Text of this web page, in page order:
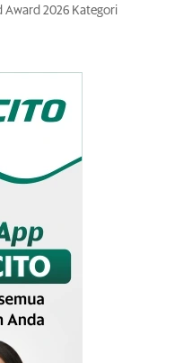
Award 2026 Kategori